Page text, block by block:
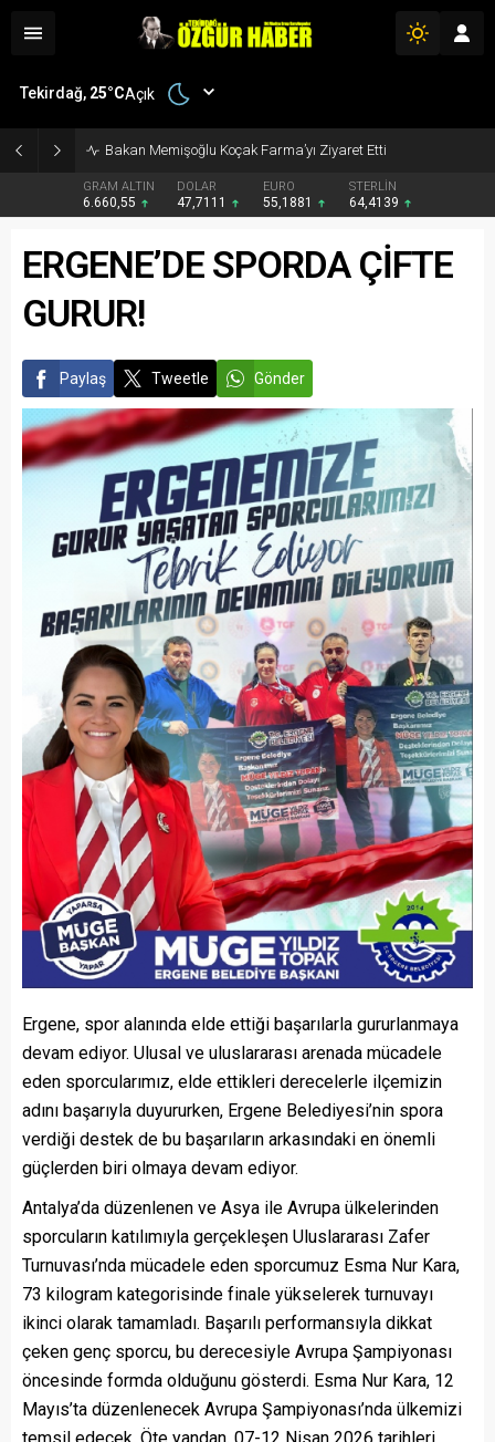
Bakan Memişoğlu Koçak Farma’yı Ziyaret Etti
GRAM ALTIN
6.660,55
DOLAR
47,7111
EURO
55,1881
STERLİN
64,4139
Tekirdağ, 25°CAçık
ERGENE’DE SPORDA ÇİFTE
GURUR!
Paylaş Tweetle Gönder
Ergene, spor alanında elde ettiği başarılarla gururlanmaya
devam ediyor. Ulusal ve uluslararası arenada mücadele
eden sporcularımız, elde ettikleri derecelerle ilçemizin
adını başarıyla duyururken, Ergene Belediyesi’nin spora
verdiği destek de bu başarıların arkasındaki en önemli
güçlerden biri olmaya devam ediyor.
Antalya’da düzenlenen ve Asya ile Avrupa ülkelerinden
sporcuların katılımıyla gerçekleşen Uluslararası Zafer
Turnuvası’nda mücadele eden sporcumuz Esma Nur Kara,
73 kilogram kategorisinde finale yükselerek turnuvayı
ikinci olarak tamamladı. Başarılı performansıyla dikkat
çeken genç sporcu, bu derecesiyle Avrupa Şampiyonası
öncesinde formda olduğunu gösterdi. Esma Nur Kara, 12
Mayıs’ta düzenlenecek Avrupa Şampiyonası’nda ülkemizi